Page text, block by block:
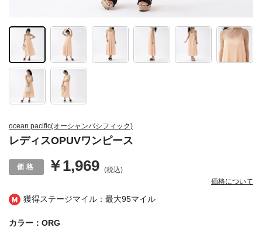
獲得ステージマイル：最大95マイル
ocean pacific(オーシャンパシフィック)
レディスOPUVワンピース
￥1,969 (税込)
価格について
カラー：ORG